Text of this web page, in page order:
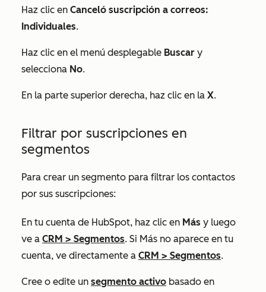
Haz clic en Canceló suscripción a correos:
Individuales.
Haz clic en el menú desplegable Buscar y
selecciona No.
En la parte superior derecha, haz clic en la X.
Filtrar por suscripciones en
segmentos
Para crear un segmento para filtrar los contactos
por sus suscripciones:
En tu cuenta de HubSpot, haz clic en Más y luego
ve a CRM > Segmentos. Si Más no aparece en tu
cuenta, ve directamente a CRM > Segmentos.
Cree o edite un segmento activo basado en